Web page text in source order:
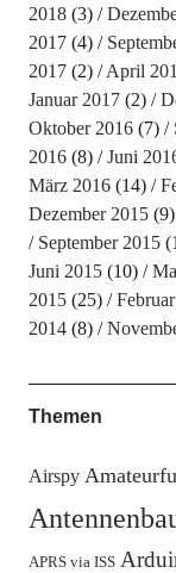
2018(3)
2017(4)
2017(2) April
Januar 2017(2)
Oktober 2016(7)
2016(8) Juni
März 2016(14)
Dezember 2015(9)
September 2015
Juni 2015(10)
2015(25)
2014(8)
Themen
Airspy
APRS via ISS